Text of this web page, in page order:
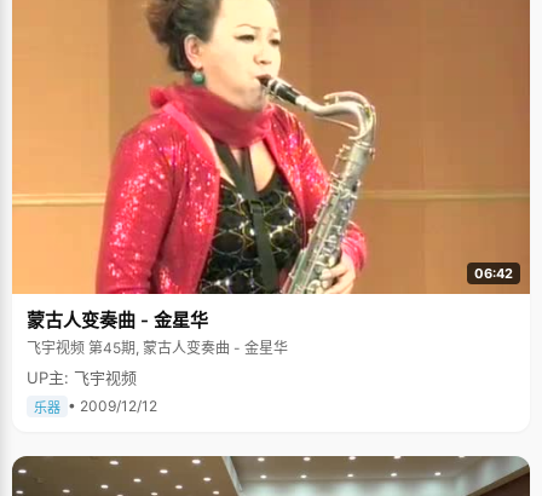
06:42
蒙古人变奏曲 - 金星华
飞宇视频 第45期, 蒙古人变奏曲 - 金星华
UP主: 飞宇视频
乐器 • 2009/12/12